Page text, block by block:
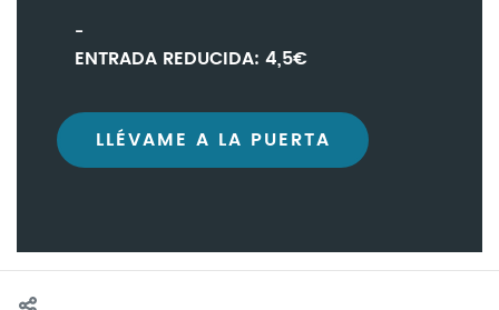
ENTRADA REDUCIDA: 4,5€
LLÉVAME A LA PUERTA